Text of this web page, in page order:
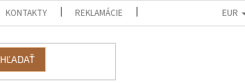
KONTAKTY REKLAMÁCIE EUR
HĽADAŤ